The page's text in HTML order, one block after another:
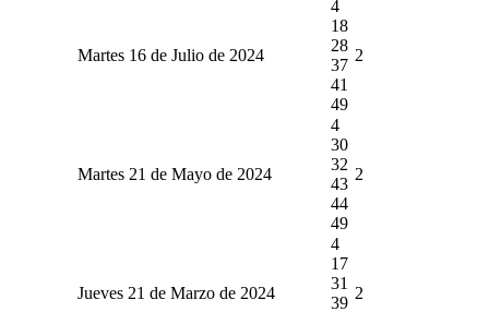
Martes 16 de Julio de 2024
4
18
28
37
41
49
2
Martes 21 de Mayo de 2024
4
30
32
43
44
49
2
Jueves 21 de Marzo de 2024
4
17
31
39
2